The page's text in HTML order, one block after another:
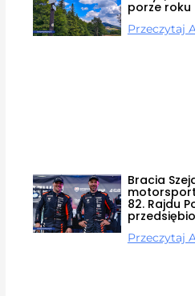
porze
Przeczytaj
Bracia
82. Rajdu
Przeczytaj